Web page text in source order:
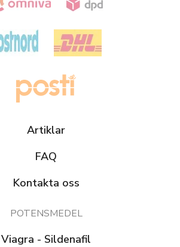
Artiklar
FAQ
Kontakta oss
POTENSMEDEL
Viagra - Sildenafil